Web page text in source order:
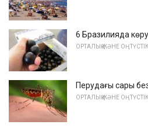
6 Бразилияда
ОРТАЛЫҚ ЖӘНЕ
Перудағы сары
ОРТАЛЫҚ ЖӘНЕ